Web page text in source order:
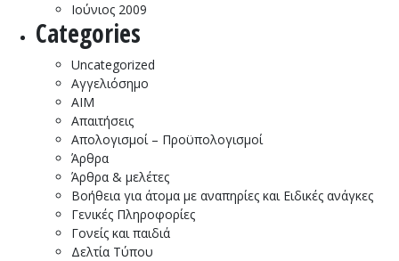
Ιούνιος 2009
Categories
Uncategorized
Αγγελιόσημο
ΑΙΜ
Απαιτήσεις
Απολογισμοί – Προϋπολογισμοί
Άρθρα
Άρθρα & μελέτες
Βοήθεια για άτομα με αναπηρίες και Ειδικές ανάγκες
Γενικές Πληροφορίες
Γονείς και παιδιά
Δελτία Τύπου